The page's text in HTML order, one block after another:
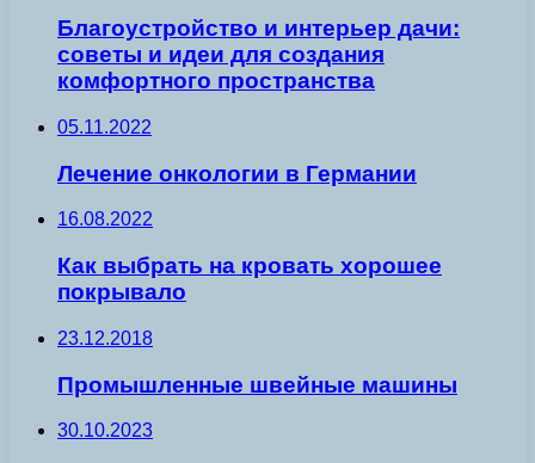
Благоустройство и интерьер дачи:
советы и идеи для создания
комфортного пространства
05.11.2022
Лечение онкологии в Германии
16.08.2022
Как выбрать на кровать хорошее
покрывало
23.12.2018
Промышленные швейные машины
30.10.2023